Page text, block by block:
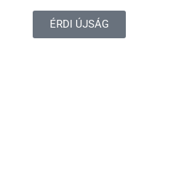
ÉRDI ÚJSÁG